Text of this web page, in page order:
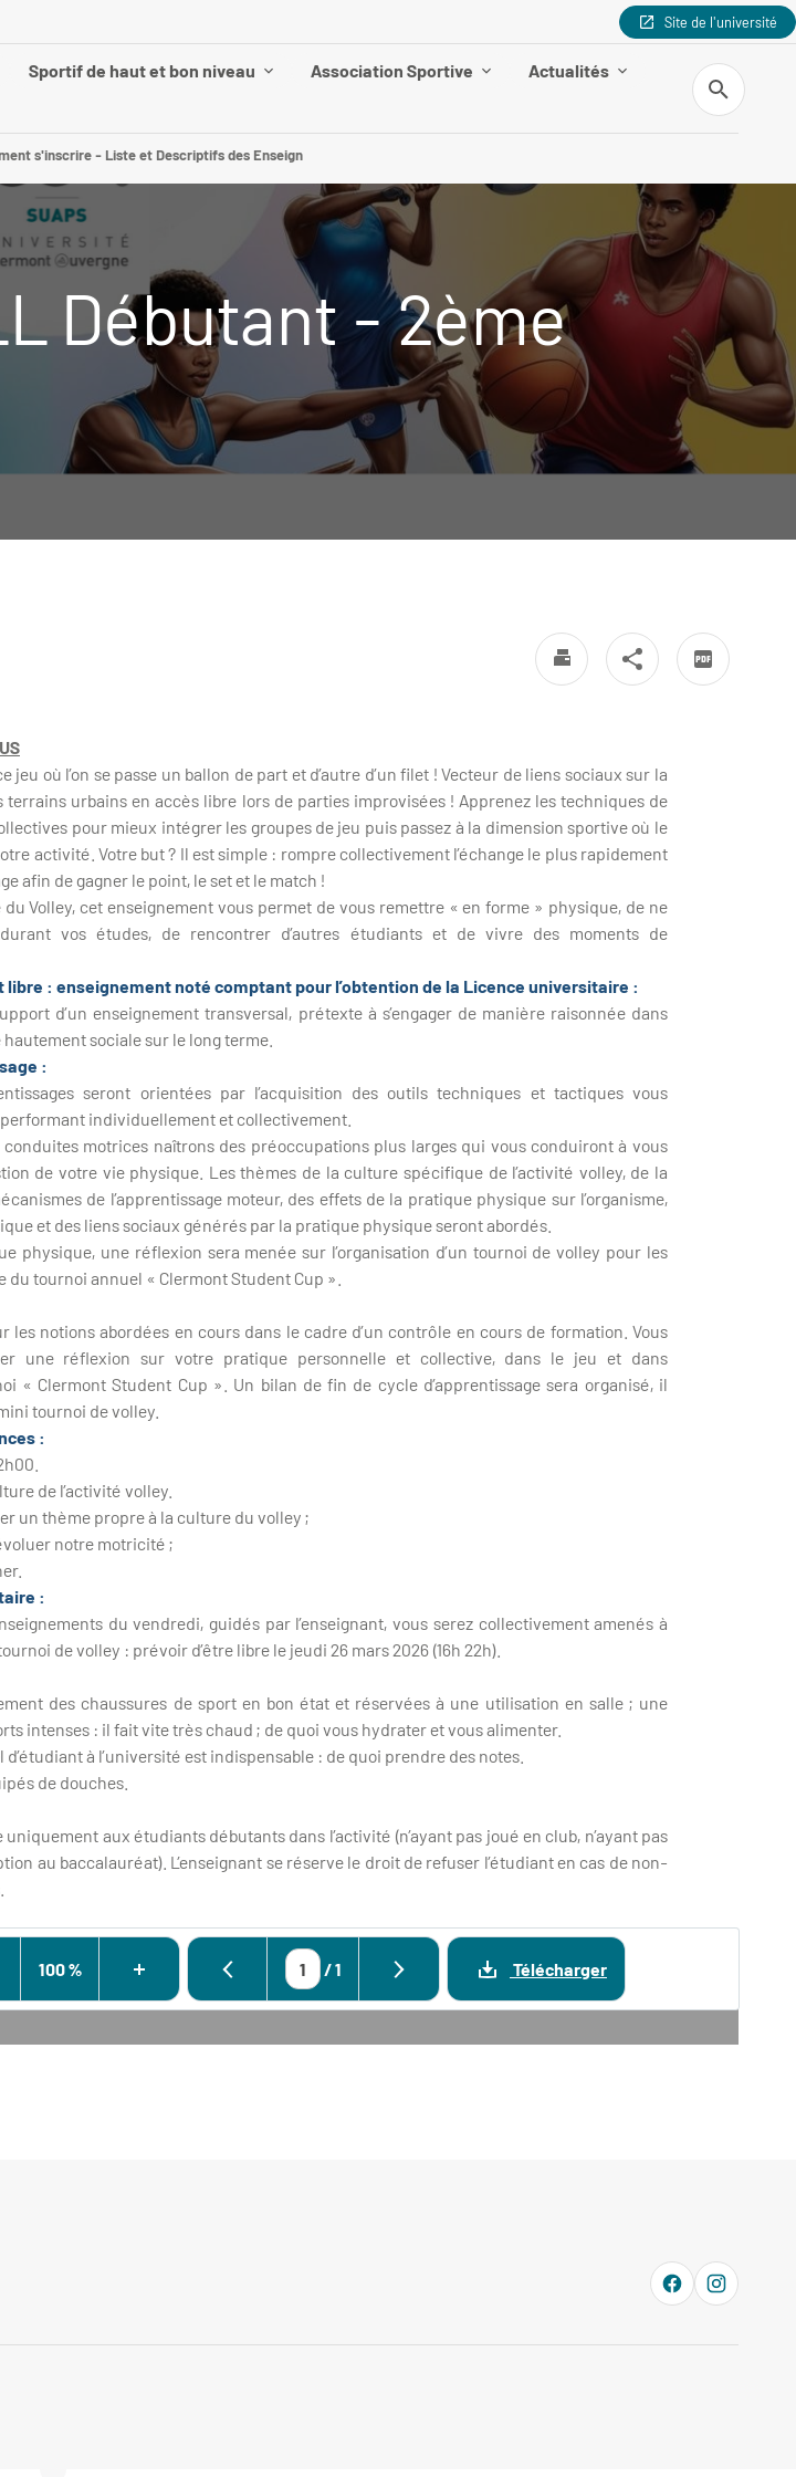
Site de l'université
Sportif de haut et bon niveau Association Sportive
Actualités
Recherche
s'inscrire - Liste et Descriptifs des Enseign
Débutant - 2ème
jeu où l’on se passe un ballon de part et d’autre d’un filet ! Vecteur de liens sociaux sur la
terrains urbains en accès libre lors de parties improvisées ! Apprenez les techniques de
pour mieux intégrer les groupes de jeu puis passez à la dimension sportive où le
activité. Votre but ? Il est simple : rompre collectivement l’échange le plus rapidement
afin de gagner le point, le set et le match !
Volley, cet enseignement vous permet de vous remettre « en forme » physique, de ne
vos études, de rencontrer d’autres étudiants et de vivre des moments de
libre : enseignement noté comptant pour l’obtention de la Licence universitaire :
d’un enseignement transversal, prétexte à s’engager de manière raisonnée dans
sociale sur le long terme.
:
seront orientées par l’acquisition des outils techniques et tactiques vous
individuellement et collectivement.
conduites motrices naîtrons des préoccupations plus larges qui vous conduiront à vous
de votre vie physique. Les thèmes de la culture spécifique de l’activité volley, de la
de l’apprentissage moteur, des effets de la pratique physique sur l’organisme,
et des liens sociaux générés par la pratique physique seront abordés.
physique, une réflexion sera menée sur l’organisation d’un tournoi de volley pour les
tournoi annuel « Clermont Student Cup ».
les notions abordées en cours dans le cadre d’un contrôle en cours de formation. Vous
une réflexion sur votre pratique personnelle et collective, dans le jeu et dans
« Clermont Student Cup ». Un bilan de fin de cycle d’apprentissage sera organisé, il
tournoi de volley.
:
de l’activité volley.
un thème propre à la culture du volley ;
notre motricité ;
:
du vendredi, guidés par l’enseignant, vous serez collectivement amenés à
de volley : prévoir d’être libre le jeudi 26 mars 2026 (16h 22h).
des chaussures de sport en bon état et réservées à une utilisation en salle ; une
intenses : il fait vite très chaud ; de quoi vous hydrater et vous alimenter.
à l’université est indispensable : de quoi prendre des notes.
de douches.
uniquement aux étudiants débutants dans l’activité (n’ayant pas joué en club, n’ayant pas
au baccalauréat). L’enseignant se réserve le droit de refuser l’étudiant en cas de non-
100 % /1 Télécharger